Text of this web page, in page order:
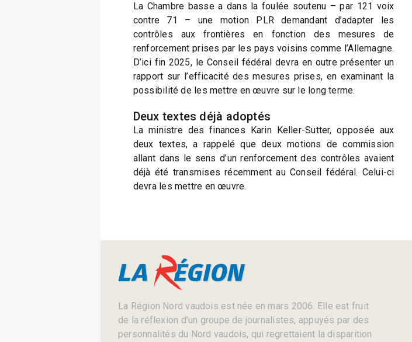
La Chambre basse a dans la foulée soutenu – par 121 voix
contre 71 – une motion PLR demandant d’adapter les
contrôles aux frontières en fonction des mesures de
renforcement prises par les pays voisins comme l’Allemagne.
D’ici fin 2025, le Conseil fédéral devra en outre présenter un
rapport sur l’efficacité des mesures prises, en examinant la
possibilité de les mettre en œuvre sur le long terme.
Deux textes déjà adoptés
La ministre des finances Karin Keller-Sutter, opposée aux
deux textes, a rappelé que deux motions de commission
allant dans le sens d’un renforcement des contrôles avaient
déjà été transmises récemment au Conseil fédéral. Celui-ci
devra les mettre en œuvre.
La Région Nord vaudois est née en mars 2006. Elle est fruit
de la réflexion d’un groupe de journalistes, appuyés par des
personnalités du Nord vaudois, qui regrettaient la disparition